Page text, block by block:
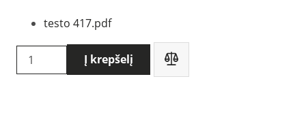
testo 417.pdf
produkto
kiekis:
Į krepšelį